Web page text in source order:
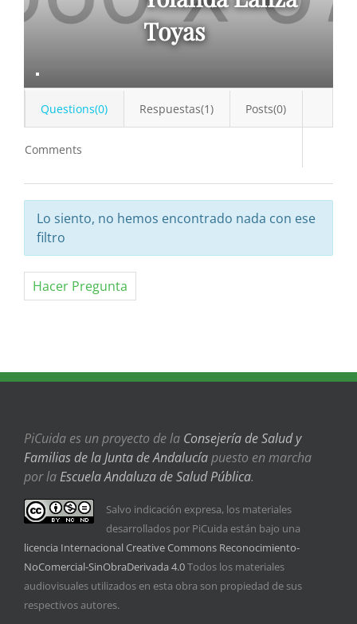
Toyas
Questions(0) Respuestas(1) Posts(0)
Comments
Lo siento, no hemos encontrado nada con ese
filtro
Hacer Pregunta
PiCuida es un proyecto de la Consejería de Salud y
Familias de la Junta de Andalucíapuesto en marcha
por laEscuela Andaluza de Salud Pública.
Salvo indicación expresa, los materiales
desarrollados por PiCuida están bajo una
licencia Internacional Creative Commons Reconocimiento-
NoComercial-SinObraDerivada 4.0Todos los materiales
audiovisuales utilizados en esta obra son propiedad de sus
respectivos autores.